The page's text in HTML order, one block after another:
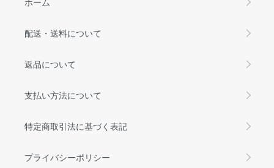
配送・送料について
返品について
支払い方法について
特定商取引法に基づく表記
プライバシーポリシー